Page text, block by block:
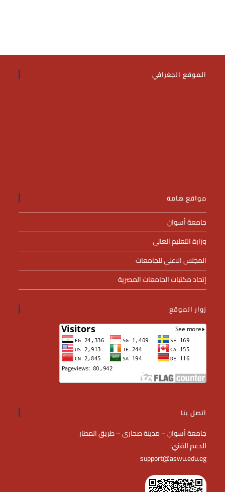
الموقع الجغرافي
مواقع هامة
جامعة أسوان
وزارة التعليم العالى
المجلس الاعلى للجامعات
إتحاد مكتبات الجامعات المصرية
زوار الموقع
اتصل بنا
جامعة أسوان – مدينة صحارى – طريق المطار
:الدعم الفني
support@aswu.edu.eg